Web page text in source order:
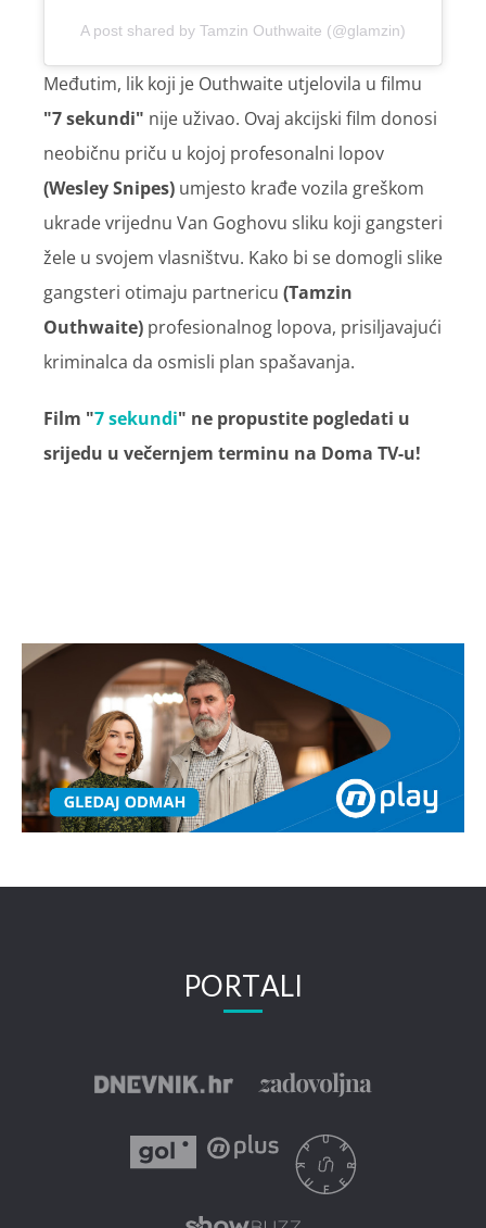
A post shared by Tamzin Outhwaite (@glamzin)
Međutim, lik koji je Outhwaite utjelovila u filmu
"7 sekundi" nije uživao. Ovaj akcijski film donosi
neobičnu priču u kojoj profesonalni lopov
(Wesley Snipes) umjesto krađe vozila greškom
ukrade vrijednu Van Goghovu sliku koji gangsteri
žele u svojem vlasništvu. Kako bi se domogli slike
gangsteri otimaju partnericu (Tamzin
Outhwaite) profesionalnog lopova, prisiljavajući
kriminalca da osmisli plan spašavanja.
Film "7 sekundi" ne propustite pogledati u
srijedu u večernjem terminu na Doma TV-u!
PORTALI